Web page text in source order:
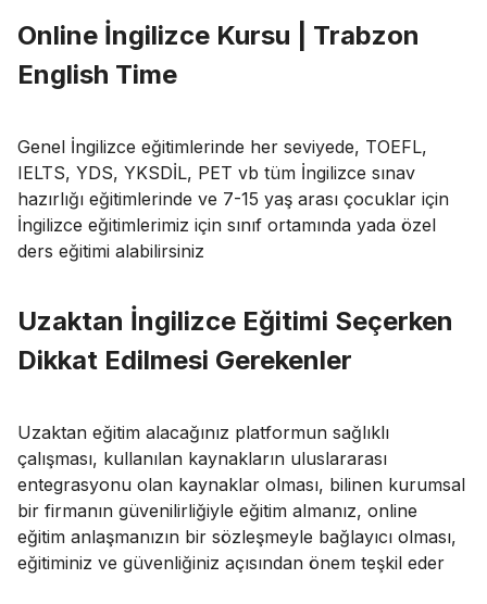
Online İngilizce Kursu | Trabzon
English Time
Genel İngilizce eğitimlerinde her seviyede, TOEFL,
IELTS, YDS, YKSDİL, PET vb tüm İngilizce sınav
hazırlığı eğitimlerinde ve 7-15 yaş arası çocuklar için
İngilizce eğitimlerimiz için sınıf ortamında yada özel
ders eğitimi alabilirsiniz
Uzaktan İngilizce Eğitimi Seçerken
Dikkat Edilmesi Gerekenler
Uzaktan eğitim alacağınız platformun sağlıklı
çalışması, kullanılan kaynakların uluslararası
entegrasyonu olan kaynaklar olması, bilinen kurumsal
bir firmanın güvenilirliğiyle eğitim almanız, online
eğitim anlaşmanızın bir sözleşmeyle bağlayıcı olması,
eğitiminiz ve güvenliğiniz açısından önem teşkil eder